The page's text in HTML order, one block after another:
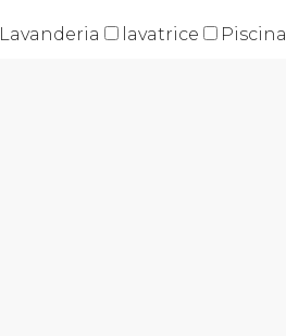
Lavanderia lavatrice Piscina